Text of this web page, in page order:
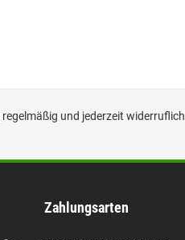
regelmäßig und jederzeit widerruflich
Zahlungsarten